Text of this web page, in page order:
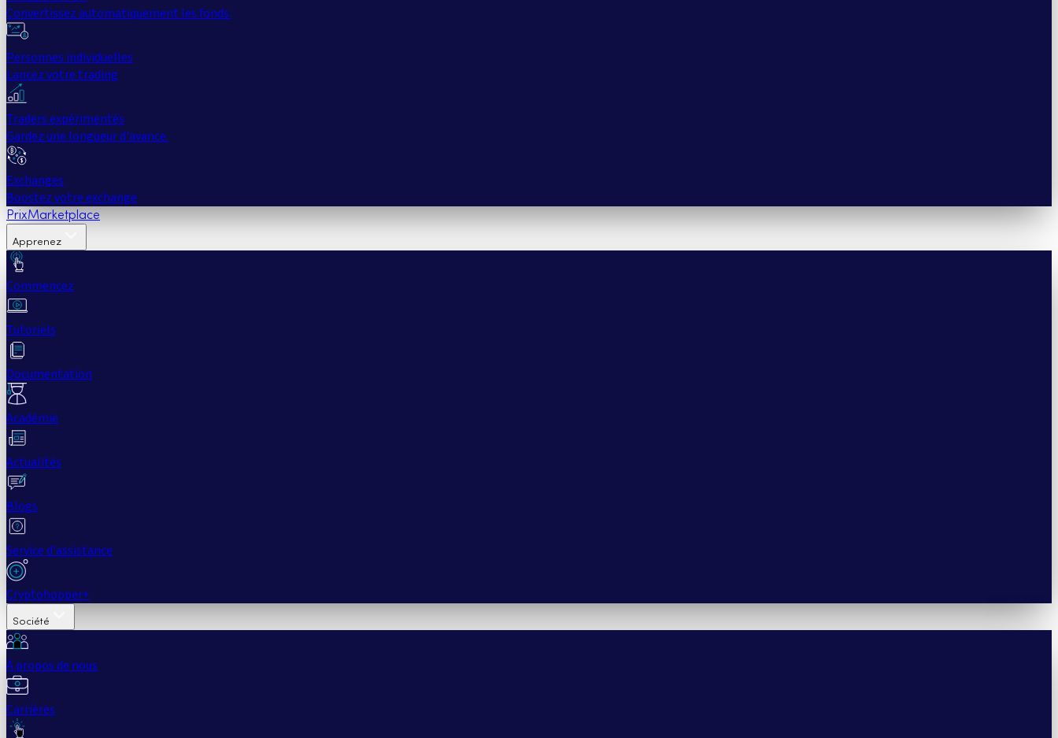
Convertissez automatiquement les fonds.
Personnes individuelles
Lancez votre trading
Traders expérimentés
Gardez une longueur d'avance.
Exchanges
Boostez votre exchange
PrixMarketplace
Apprenez
Commencez
Tutoriels
Documentation
Académie
Actualités
Blogs
Service d'assistance
Cryptohopper+
Société
À propos de nous
Carrières